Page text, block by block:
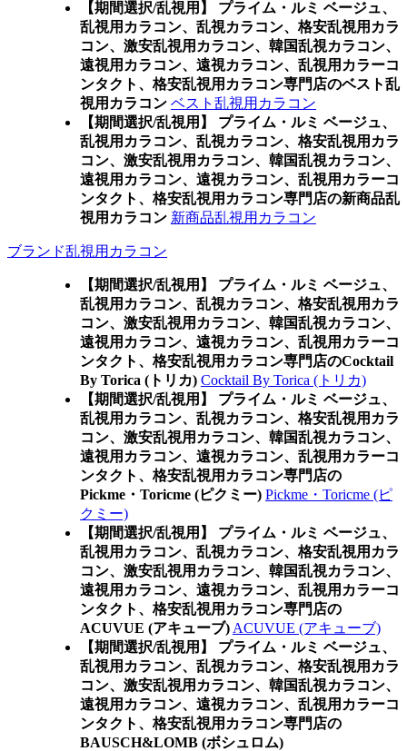
【期間選択/乱視用】 プライム・ルミ ベージュ、
乱視用カラコン、乱視カラコン、格安乱視用カラ
コン、激安乱視用カラコン、韓国乱視カラコン、
遠視用カラコン、遠視カラコン、乱視用カラーコ
ンタクト、格安乱視用カラコン専門店のベスト乱
視用カラコン ベスト乱視用カラコン
【期間選択/乱視用】 プライム・ルミ ベージュ、
乱視用カラコン、乱視カラコン、格安乱視用カラ
コン、激安乱視用カラコン、韓国乱視カラコン、
遠視用カラコン、遠視カラコン、乱視用カラーコ
ンタクト、格安乱視用カラコン専門店の新商品乱
視用カラコン 新商品乱視用カラコン
ブランド乱視用カラコン
【期間選択/乱視用】 プライム・ルミ ベージュ、
乱視用カラコン、乱視カラコン、格安乱視用カラ
コン、激安乱視用カラコン、韓国乱視カラコン、
遠視用カラコン、遠視カラコン、乱視用カラーコ
ンタクト、格安乱視用カラコン専門店のCocktail
By Torica (トリカ) Cocktail By Torica (トリカ)
【期間選択/乱視用】 プライム・ルミ ベージュ、
乱視用カラコン、乱視カラコン、格安乱視用カラ
コン、激安乱視用カラコン、韓国乱視カラコン、
遠視用カラコン、遠視カラコン、乱視用カラーコ
ンタクト、格安乱視用カラコン専門店の
Pickme・Toricme (ピクミー) Pickme・Toricme (ピ
クミー)
【期間選択/乱視用】 プライム・ルミ ベージュ、
乱視用カラコン、乱視カラコン、格安乱視用カラ
コン、激安乱視用カラコン、韓国乱視カラコン、
遠視用カラコン、遠視カラコン、乱視用カラーコ
ンタクト、格安乱視用カラコン専門店の
ACUVUE (アキューブ) ACUVUE (アキューブ)
【期間選択/乱視用】 プライム・ルミ ベージュ、
乱視用カラコン、乱視カラコン、格安乱視用カラ
コン、激安乱視用カラコン、韓国乱視カラコン、
遠視用カラコン、遠視カラコン、乱視用カラーコ
ンタクト、格安乱視用カラコン専門店の
BAUSCH&LOMB (ボシュロム)